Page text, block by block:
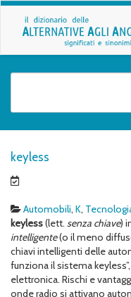
keyless
Automobili, K,
keyless(lett. senza chiave)
intelligente(o il meno
chiavi intelligenti delle
funziona il sistema keyless”,
elettronica. Rischi e
onde radio si attivano